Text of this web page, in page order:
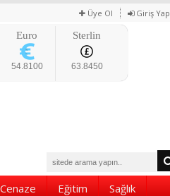
Üye Ol Giriş Yap
Euro
54.8100
Sterlin
63.8450
Cenaze Eğitim Sağlık